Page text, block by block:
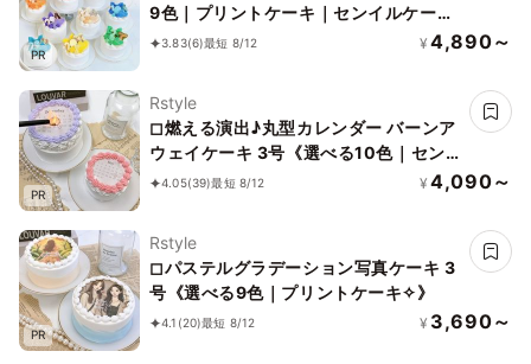
PR
9色｜プリントケーキ｜センイルケーキ
｜リボン｜薔薇｜お好きなお写真と数字
3.83(6)最短 8/12 ¥ 4,890～
PR
Rstyle
◻︎燃える演出♪丸型カレンダー バーンア
ウェイケーキ 3号《選べる10色｜セン
イルケーキ｜韓国｜お好きな日付とメッ
4.05(39)最短 8/12 ¥ 4,090～
PR
Rstyle
◻︎パステルグラデーション写真ケーキ 3
号《選べる9色｜プリントケーキ✧》
4.1 (20)最短 8/12 ¥ 3,690～